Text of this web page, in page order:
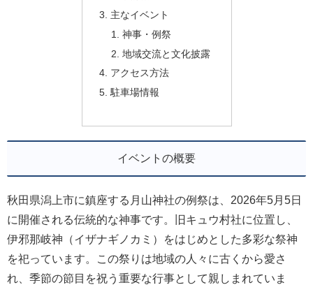
主なイベント
神事・例祭
地域交流と文化披露
アクセス方法
駐車場情報
イベントの概要
秋田県潟上市に鎮座する月山神社の例祭は、2026年5月5日
に開催される伝統的な神事です。旧キュウ村社に位置し、
伊邪那岐神（イザナギノカミ）をはじめとした多彩な祭神
を祀っています。この祭りは地域の人々に古くから愛さ
れ、季節の節目を祝う重要な行事として親しまれていま